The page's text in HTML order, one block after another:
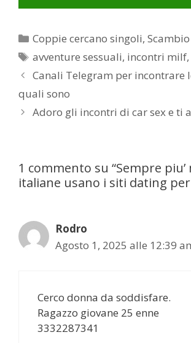
Categorie
Coppie cercano singoli,
Tag
avventure sessuali, incontri milf
Post
navigation
Canali Telegram per incontrare
quali sono
Adoro gli incontri di car sex e ti
1 commento su “Sempre piu’
italiane usano i siti dating per
Rodro
Agosto 1, 2025 alle 12:39
Cerco donna da soddisfare.
Ragazzo giovane 25 enne
3332287341